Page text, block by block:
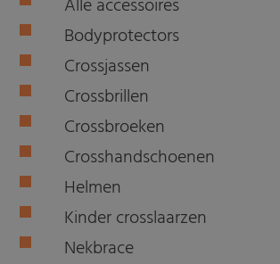
Alle accessoires
Bodyprotectors
Crossjassen
Crossbrillen
Crossbroeken
Crosshandschoenen
Helmen
Kinder crosslaarzen
Nekbrace